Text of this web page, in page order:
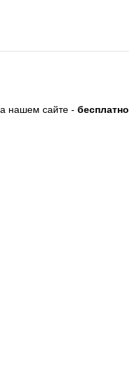
нашем сайте - бесплатно